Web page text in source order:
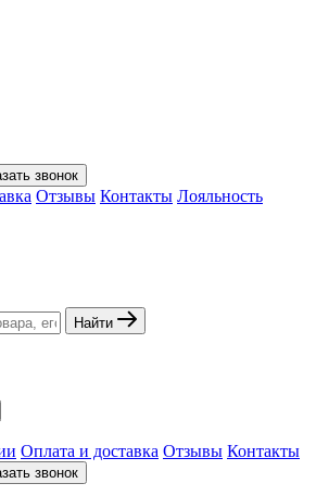
звонок
Отзывы Контакты Лояльность
Найти
Оплата и доставка Отзывы Контакты
звонок